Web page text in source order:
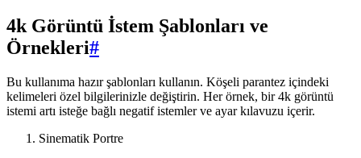
4k Görüntü İstem Şablonları ve
Örnekleri#
Bu kullanıma hazır şablonları kullanın. Köşeli parantez içindeki
kelimeleri özel bilgilerinizle değiştirin. Her örnek, bir 4k görüntü
istemi artı isteğe bağlı negatif istemler ve ayar kılavuzu içerir.
Sinematik Portre